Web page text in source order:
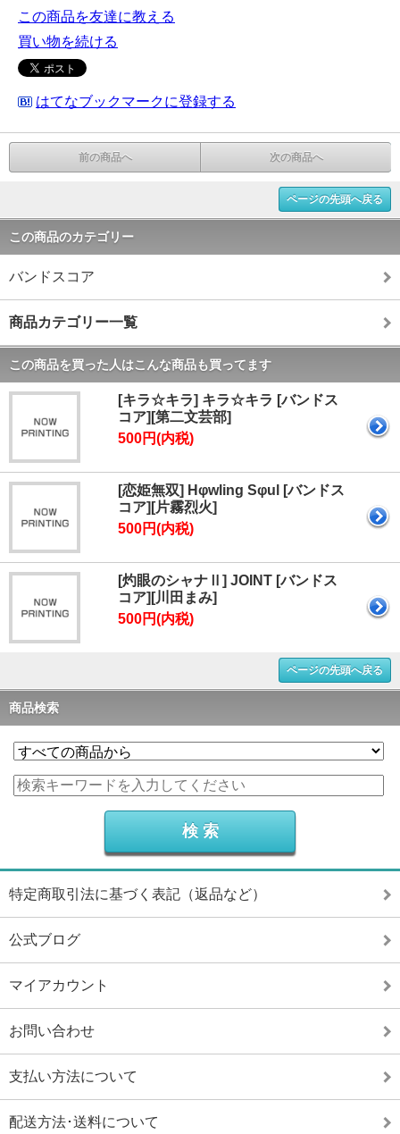
この商品を友達に教える
買い物を続ける
はてなブックマークに登録する
前の商品へ 次の商品へ
ページの先頭へ戻る
この商品のカテゴリー
バンドスコア
商品カテゴリー一覧
この商品を買った人はこんな商品も買ってます
[キラ☆キラ] キラ☆キラ [バンドス
コア][第二文芸部]
500円(内税)
[恋姫無双] Hφwling Sφul [バンドス
コア][片霧烈火]
500円(内税)
[灼眼のシャナⅡ] JOINT [バンドス
コア][川田まみ]
500円(内税)
ページの先頭へ戻る
商品検索
特定商取引法に基づく表記（返品など）
公式ブログ
マイアカウント
お問い合わせ
支払い方法について
配送方法･送料について